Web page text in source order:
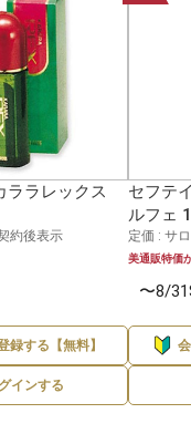
ララレックス
約後表示
録する【無料】
インする
セフテ
ルフェ
定価 : サ
美通販特価
〜8/